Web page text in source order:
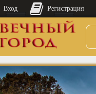
Вход Регистрация